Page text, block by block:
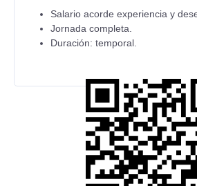
Salario acorde experiencia y
Jornada completa.
Duración: temporal.